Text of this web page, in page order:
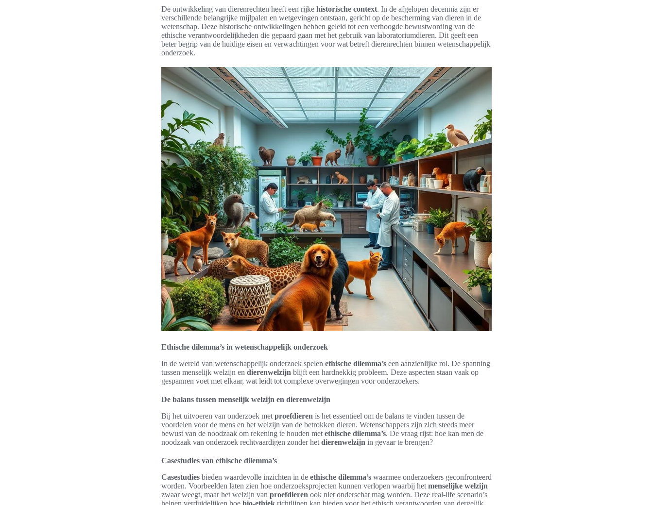
De ontwikkeling van dierenrechten heeft een rijke historische context. In de afgelopen decennia zijn er
verschillende belangrijke mijlpalen en wetgevingen ontstaan, gericht op de bescherming van dieren in de
wetenschap. Deze historische ontwikkelingen hebben geleid tot een verhoogde bewustwording van de
ethische verantwoordelijkheden die gepaard gaan met het gebruik van laboratoriumdieren. Dit geeft een
beter begrip van de huidige eisen en verwachtingen voor wat betreft dierenrechten binnen wetenschappelijk
onderzoek.
Ethische dilemma’s in wetenschappelijk onderzoek
In de wereld van wetenschappelijk onderzoek spelen ethische dilemma’s een aanzienlijke rol. De spanning
tussen menselijk welzijn en dierenwelzijn blijft een hardnekkig probleem. Deze aspecten staan vaak op
gespannen voet met elkaar, wat leidt tot complexe overwegingen voor onderzoekers.
De balans tussen menselijk welzijn en dierenwelzijn
Bij het uitvoeren van onderzoek met proefdieren is het essentieel om de balans te vinden tussen de
voordelen voor de mens en het welzijn van de betrokken dieren. Wetenschappers zijn zich steeds meer
bewust van de noodzaak om rekening te houden met ethische dilemma’s. De vraag rijst: hoe kan men de
noodzaak van onderzoek rechtvaardigen zonder het dierenwelzijn in gevaar te brengen?
Casestudies van ethische dilemma’s
Casestudies bieden waardevolle inzichten in de ethische dilemma’s waarmee onderzoekers geconfronteerd
worden. Voorbeelden laten zien hoe onderzoeksprojecten kunnen verlopen waarbij het menselijke welzijn
zwaar weegt, maar het welzijn van proefdieren ook niet onderschat mag worden. Deze real-life scenario’s
helpen verduidelijken hoe bio-ethiek richtlijnen kan bieden voor het ethisch verantwoorden van dergelijk